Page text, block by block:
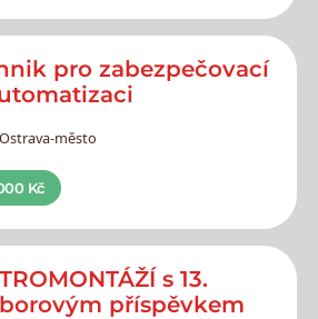
pro zabezpečovací
Ostrava-město
Kč
s 13.
příspěvkem